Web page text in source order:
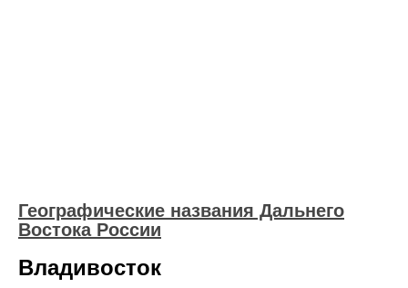
Географические названия Дальнего
Востока России
Владивосток